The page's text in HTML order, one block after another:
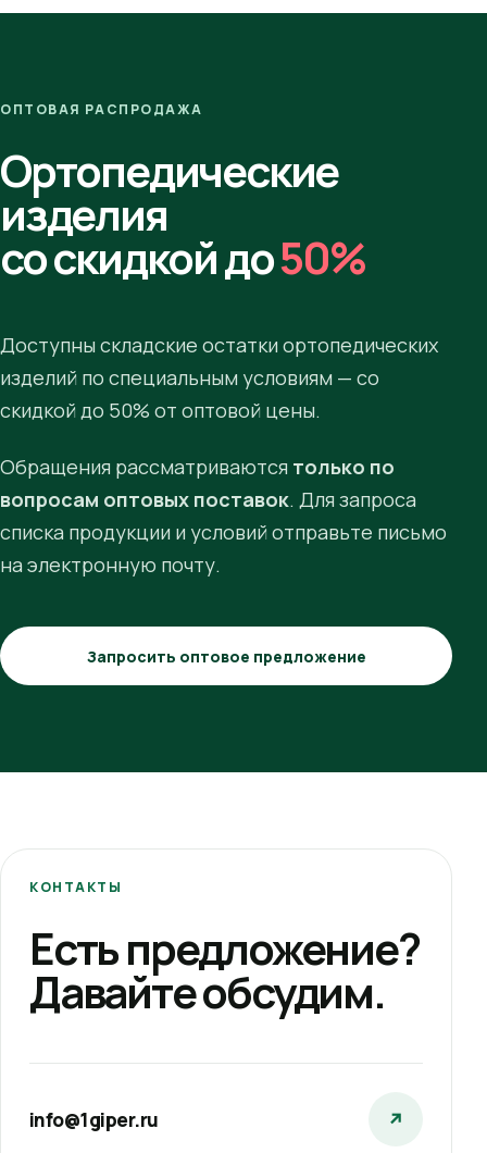
ОПТОВАЯ РАСПРОДАЖА
Ортопедические
изделия
со скидкой до50%
Доступны складские остатки ортопедических
изделий по специальным условиям — со
скидкой до 50% от оптовой цены.
Обращения рассматриваются только по
вопросам оптовых поставок. Для запроса
списка продукции и условий отправьте письмо
на электронную почту.
Запросить оптовое предложение
КОНТАКТЫ
Есть предложение?
Давайте обсудим.
info@1giper.ru ↗